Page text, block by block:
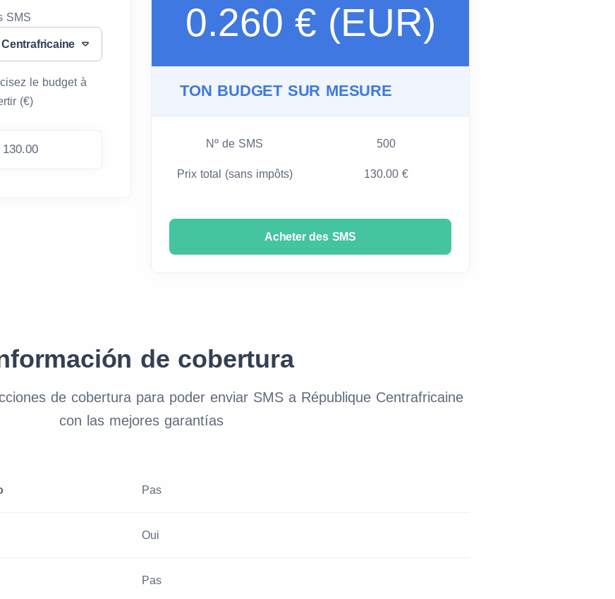
SMS
le budget à
(€)
0.260 € (EUR)
TON BUDGET SUR MESURE
Nº de SMS 500
Prix total (sans impôts) 130.00 €
Acheter des SMS
de cobertura
de cobertura para poder enviar SMS a République Centrafricaine
con las mejores garantías
Pas
Oui
Pas